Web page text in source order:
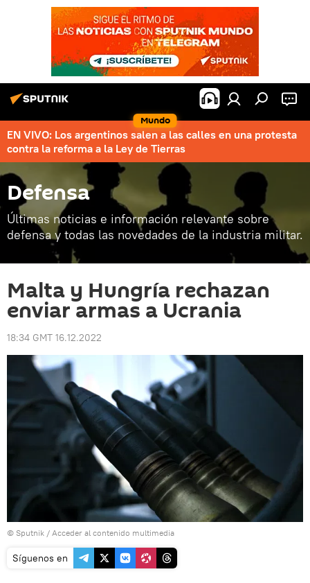
Mundo
EN VIVO: Los argentinos salen a las calles en una protesta
contra la reforma a la Ley de Tierras
Defensa
Últimas noticias e información relevante sobre
defensa y todas las novedades de la industria militar.
Malta y Hungría rechazan
enviar armas a Ucrania
18:34 GMT 16.12.2022
© Sputnik / Acceder al contenido multimedia
Síguenos en